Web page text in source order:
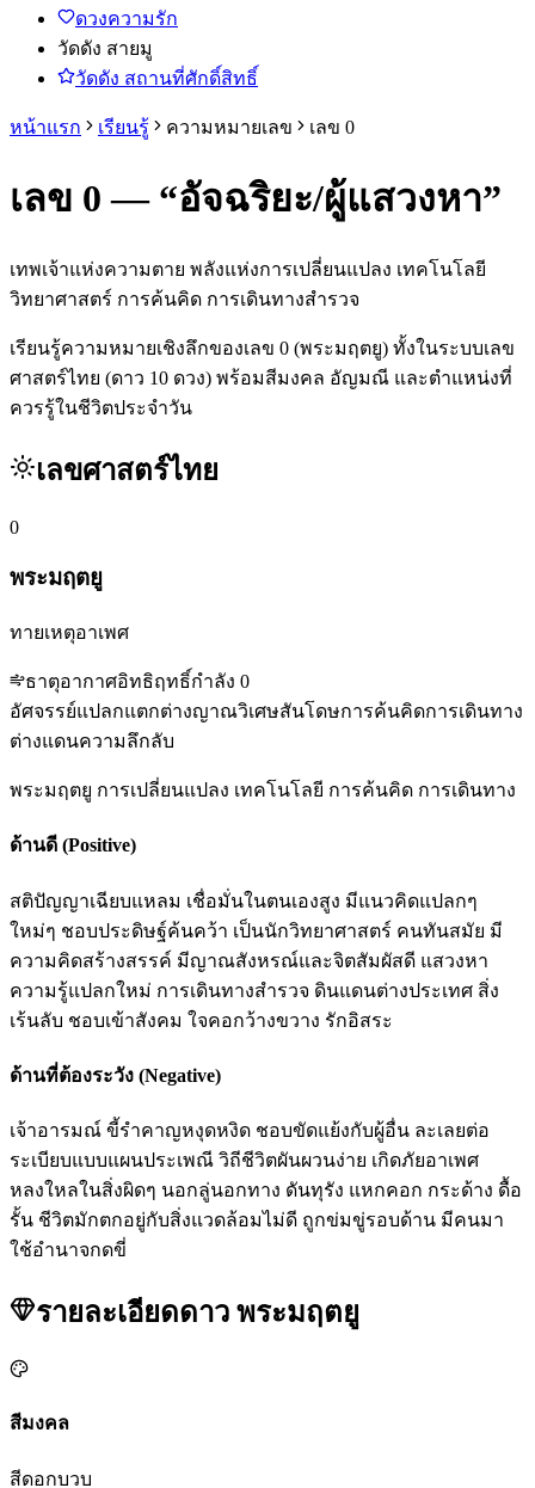
ดวงความรัก
วัดดัง สายมู
วัดดัง สถานที่ศักดิ์สิทธิ์
หน้าแรก เรียนรู้ ความหมายเลข เลข 0
เลข 0 — “อัจฉริยะ/ผู้แสวงหา”
เทพเจ้าแห่งความตาย พลังแห่งการเปลี่ยนแปลง เทคโนโลยี
วิทยาศาสตร์ การค้นคิด การเดินทางสำรวจ
เรียนรู้ความหมายเชิงลึกของเลข 0 (พระมฤตยู) ทั้งในระบบเลข
ศาสตร์ไทย (ดาว 10 ดวง) พร้อมสีมงคล อัญมณี และตำแหน่งที่
ควรรู้ในชีวิตประจำวัน
เลขศาสตร์ไทย
0
พระมฤตยู
ทายเหตุอาเพศ
ธาตุอากาศอิทธิฤทธิ์กำลัง 0
อัศจรรย์แปลกแตกต่างญาณวิเศษสันโดษการค้นคิดการเดินทาง
ต่างแดนความลึกลับ
พระมฤตยู การเปลี่ยนแปลง เทคโนโลยี การค้นคิด การเดินทาง
ด้านดี (Positive)
สติปัญญาเฉียบแหลม เชื่อมั่นในตนเองสูง มีแนวคิดแปลกๆ
ใหม่ๆ ชอบประดิษฐ์ค้นคว้า เป็นนักวิทยาศาสตร์ คนทันสมัย มี
ความคิดสร้างสรรค์ มีญาณสังหรณ์และจิตสัมผัสดี แสวงหา
ความรู้แปลกใหม่ การเดินทางสำรวจ ดินแดนต่างประเทศ สิ่ง
เร้นลับ ชอบเข้าสังคม ใจคอกว้างขวาง รักอิสระ
ด้านที่ต้องระวัง (Negative)
เจ้าอารมณ์ ขี้รำคาญหงุดหงิด ชอบขัดแย้งกับผู้อื่น ละเลยต่อ
ระเบียบแบบแผนประเพณี วิถีชีวิตผันผวนง่าย เกิดภัยอาเพศ
หลงใหลในสิ่งผิดๆ นอกลู่นอกทาง ดันทุรัง แหกคอก กระด้าง ดื้อ
รั้น ชีวิตมักตกอยู่กับสิ่งแวดล้อมไม่ดี ถูกข่มขู่รอบด้าน มีคนมา
ใช้อำนาจกดขี่
รายละเอียดดาว พระมฤตยู
สีมงคล
สีดอกบวบ